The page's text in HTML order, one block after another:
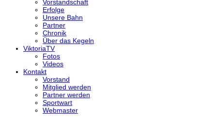
Vorstandschaft
Erfolge
Unsere Bahn
Partner
Chronik
Über das Kegeln
ViktoriaTV
Fotos
Videos
Kontakt
Vorstand
Mitglied werden
Partner werden
Sportwart
Webmaster